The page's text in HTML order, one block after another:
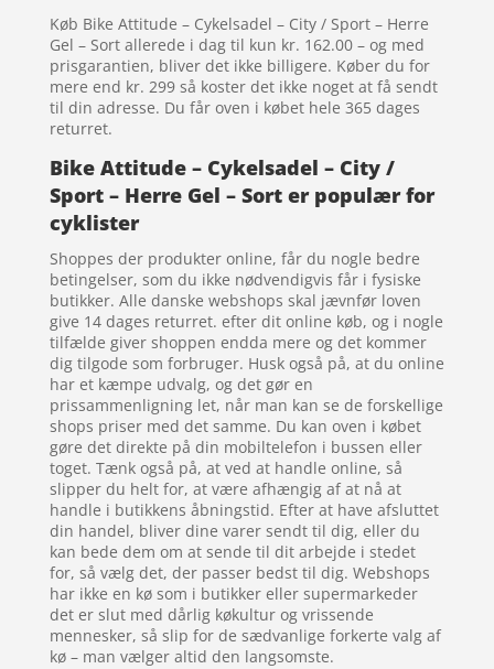
Køb Bike Attitude – Cykelsadel – City / Sport – Herre
Gel – Sort allerede i dag til kun kr. 162.00 – og med
prisgarantien, bliver det ikke billigere. Køber du for
mere end kr. 299 så koster det ikke noget at få sendt
til din adresse. Du får oven i købet hele 365 dages
returret.
Bike Attitude – Cykelsadel – City /
Sport – Herre Gel – Sort er populær for
cyklister
Shoppes der produkter online, får du nogle bedre
betingelser, som du ikke nødvendigvis får i fysiske
butikker. Alle danske webshops skal jævnfør loven
give 14 dages returret. efter dit online køb, og i nogle
tilfælde giver shoppen endda mere og det kommer
dig tilgode som forbruger. Husk også på, at du online
har et kæmpe udvalg, og det gør en
prissammenligning let, når man kan se de forskellige
shops priser med det samme. Du kan oven i købet
gøre det direkte på din mobiltelefon i bussen eller
toget. Tænk også på, at ved at handle online, så
slipper du helt for, at være afhængig af at nå at
handle i butikkens åbningstid. Efter at have afsluttet
din handel, bliver dine varer sendt til dig, eller du
kan bede dem om at sende til dit arbejde i stedet
for, så vælg det, der passer bedst til dig. Webshops
har ikke en kø som i butikker eller supermarkeder
det er slut med dårlig køkultur og vrissende
mennesker, så slip for de sædvanlige forkerte valg af
kø – man vælger altid den langsomste.